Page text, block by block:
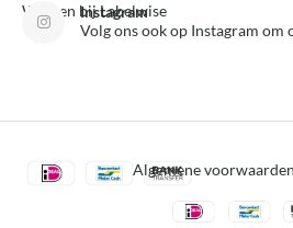
Werken bij Labelwise
Instagram
Volg ons ook op Instagram om
Algemene voorwaarden